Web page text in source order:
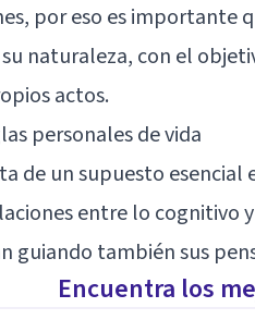
por eso es importante
naturaleza, con el
actos.
personales de vida
de un supuesto esencial
entre lo cognitivo
guiando también sus
Encuentra los